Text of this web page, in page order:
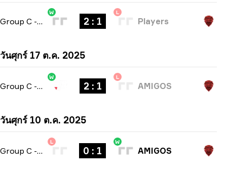
Group C - bo3
W
2 : 1
L
Players
วันศุกร์ 17 ต.ค. 2025
Group C - bo3
W
2 : 1
L
AMIGOS
วันศุกร์ 10 ต.ค. 2025
Group C - bo1
L
0 : 1
W
AMIGOS